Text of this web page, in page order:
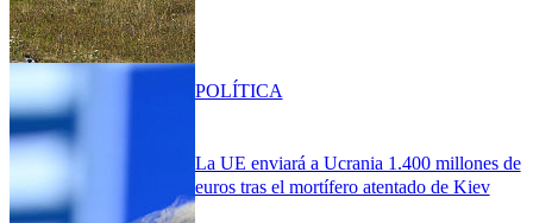
La UE enviará a Ucrania 1.400 millones de
euros tras el mortífero atentado de Kiev
POLÍTICA